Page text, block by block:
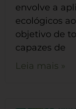
envolve a
ecológicos
objetivo de
capazes de
Leia mais »